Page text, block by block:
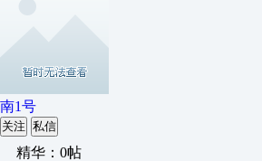
南1号
关注 私信
精华：0帖